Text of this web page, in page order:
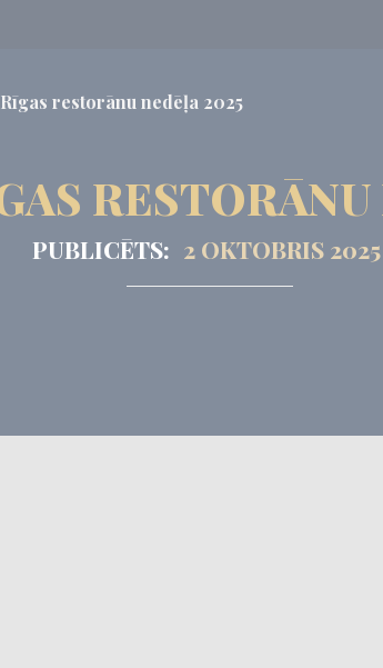
restorānu nedēļa 2025
PUBLICĒTS: 2 OKTOBRIS 2025